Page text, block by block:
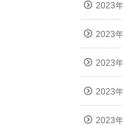
2023
2023
2023
2023
2023